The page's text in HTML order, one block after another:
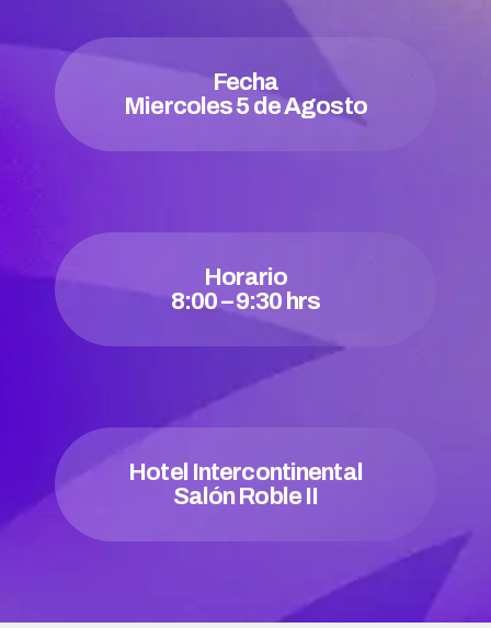
Fecha
Miercoles 5 de Agosto
Horario
8:00 – 9:30 hrs
Hotel Intercontinental
Salón Roble II